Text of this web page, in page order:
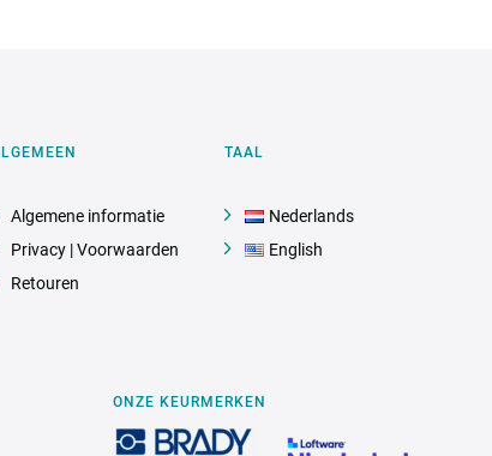
Algemene informatie
Privacy | Voorwaarden
Retouren
TAAL
Nederlands
English
ONZE KEURMERKEN